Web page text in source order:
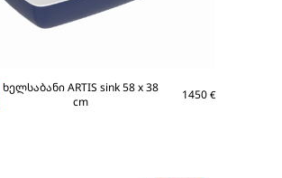
ხელსაბანი ARTIS sink 58 x 38
cm
1450 €